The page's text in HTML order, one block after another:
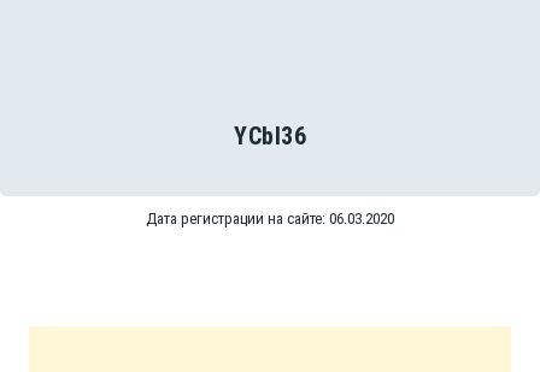
YCbl36
Дата регистрации на сайте: 06.03.2020